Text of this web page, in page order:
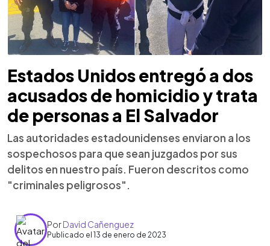
Estados Unidos entregó a dos
acusados de homicidio y trata
de personas a El Salvador
Las autoridades estadounidenses enviaron a los
sospechosos para que sean juzgados por sus
delitos en nuestro país. Fueron descritos como
"criminales peligrosos".
PorDavid Cañenguez
Publicado el 13 de enero de 2023